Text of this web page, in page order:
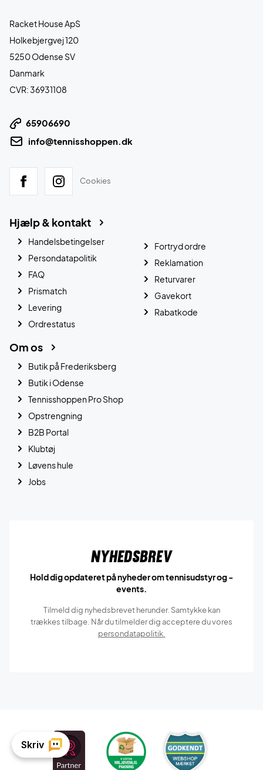
Racket House ApS
Holkebjergvej 120
5250 Odense SV
Danmark
CVR: 36931108
65906690
info@tennisshoppen.dk
Cookies
Hjælp & kontakt
Handelsbetingelser
Persondatapolitik
FAQ
Prismatch
Levering
Ordrestatus
Fortryd ordre
Reklamation
Returvarer
Gavekort
Rabatkode
Om os
Butik på Frederiksberg
Butik i Odense
Tennisshoppen Pro Shop
Opstrengning
B2B Portal
Klubtøj
Løvens hule
Jobs
Nyhedsbrev
Hold dig opdateret på nyheder om tennisudstyr og -
events.
Tilmeld dig nyhedsbrevet herunder. Samtykke kan
trækkes tilbage. Når du tilmelder dig acceptere du vores
persondatapolitik.